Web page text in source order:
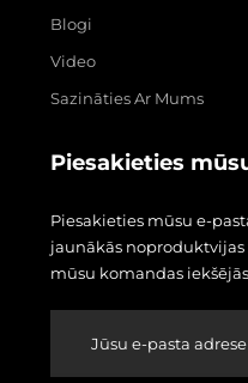
Blogi
Video
Sazināties Ar Mums
Piesakieties
Piesakieties mūsu e-
jaunākās
mūsu komandas